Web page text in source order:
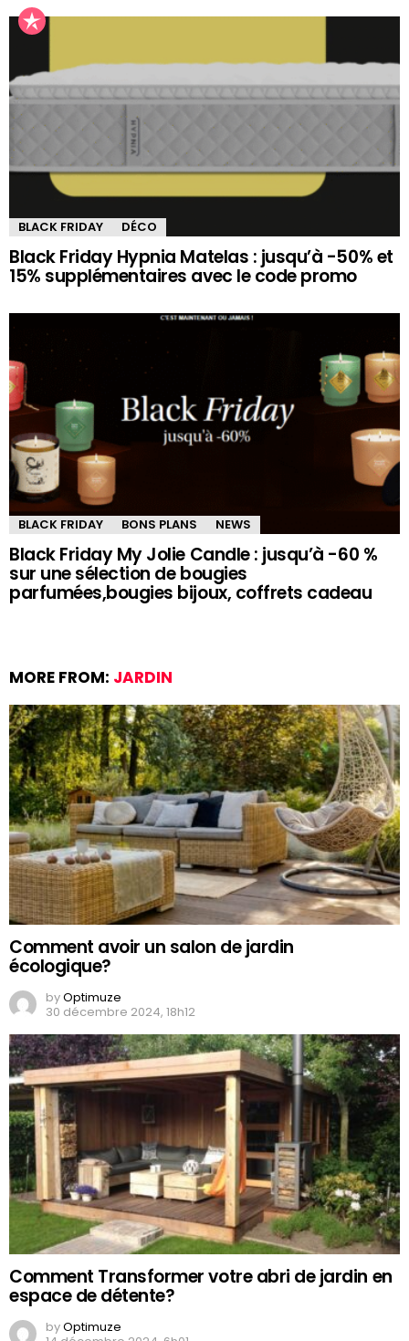
BLACK FRIDAY DÉCO
Black Friday Hypnia Matelas : jusqu’à -50% et
15% supplémentaires avec le code promo
BLACK FRIDAY BONS PLANS NEWS
Black Friday My Jolie Candle : jusqu’à -60 %
sur une sélection de bougies
parfumées,bougies bijoux, coffrets cadeau
MORE FROM: JARDIN
Comment avoir un salon de jardin
écologique?
byOptimuze
30 décembre 2024, 18h12
Comment Transformer votre abri de jardin en
espace de détente?
byOptimuze